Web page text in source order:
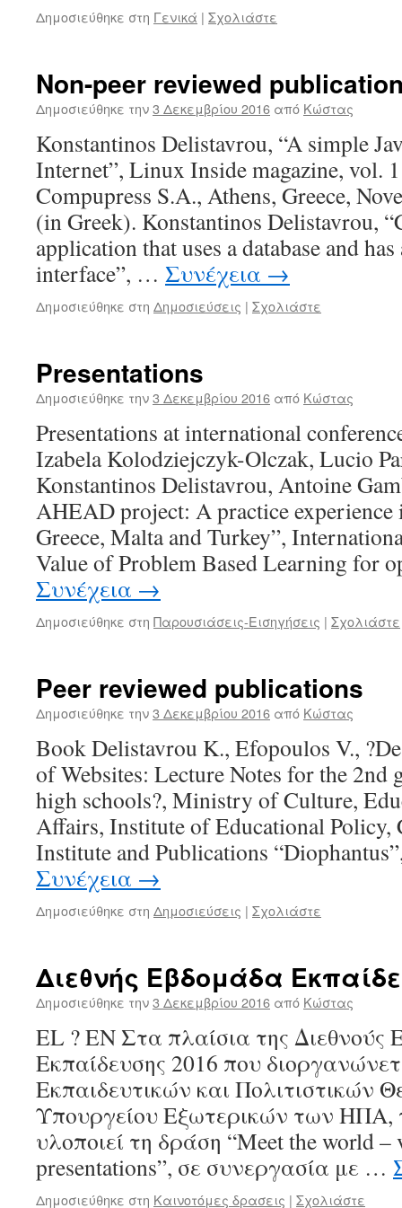
Δημοσιεύθηκε στη Γενικά | Σχολιάστε
Non-peer reviewed
Δημοσιεύθηκε την3 Δεκεμβρίου 2016 από Κώστας
Konstantinos Delistavrou, “A simple
Internet”, Linux Inside magazine, vol.
Compupress S.A., Athens, Greece,
(in Greek). Konstantinos Delistavrou,
application that uses a database and
interface”, … Συνέχεια →
Δημοσιεύθηκε στη Δημοσιεύσεις | Σχολιάστε
Presentations
Δημοσιεύθηκε την3 Δεκεμβρίου 2016 από Κώστας
Presentations at international
Izabela Kolodziejczyk-Olczak, Lucio
Konstantinos Delistavrou, Antoine
AHEAD project: A practice experience
Greece, Malta and Turkey”,
Value of Problem Based Learning for
Συνέχεια →
Δημοσιεύθηκε στη Παρουσιάσεις-Εισηγήσεις | Σχολιάστε
Peer reviewed publications
Δημοσιεύθηκε την3 Δεκεμβρίου 2016 από Κώστας
Book Delistavrou K., Efopoulos V.,
of Websites: Lecture Notes for the 2nd
high schools?, Ministry of Culture,
Affairs, Institute of Educational Policy,
Institute and Publications
Συνέχεια →
Δημοσιεύθηκε στη Δημοσιεύσεις | Σχολιάστε
Διεθνής Εβδομάδα
Δημοσιεύθηκε την3 Δεκεμβρίου 2016 από Κώστας
EL ? ΕΝ Στα πλαίσια της Διεθνούς
Εκπαίδευσης 2016 που
Εκπαιδευτικών και Πολιτιστικών
Υπουργείου Εξωτερικών των ΗΠΑ,
υλοποιεί τη δράση “Meet the world
presentations”, σε συνεργασία με …
Δημοσιεύθηκε στη Καινοτόμες δρασεις | Σχολιάστε